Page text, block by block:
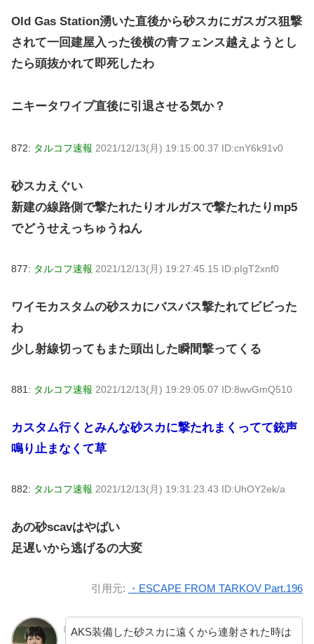
Old Gas Station湧いた直後から砂スカにガスガス狙撃
されて一回建屋入った後横の青フェンス越えようとし
たら頭抜かれて即死したわ
ニキータワイプ直後に引退させる気か？
872: タルコフ速報 2021/12/13(月) 19:15:00.37 ID:cnY6k91v0
砂スカえぐい
新建の線路側で撃たれたりオルガスで撃たれたりmp5
でどうせえっちゅうねん
877: タルコフ速報 2021/12/13(月) 19:27:45.15 ID:pIgT2xnf0
ワイモカスタムの砂スカにバスバス撃たれてビビった
わ
少し射線切ってもまた頭出した瞬間撃ってくる
881: タルコフ速報 2021/12/13(月) 19:29:05.07 ID:8wvGmQ510
カスタム行くとみんな砂スカに撃たれまくってて銃声
鳴り止まなくて草
882: タルコフ速報 2021/12/13(月) 19:31:23.43 ID:UhOY2ek/a
あの砂scavはやばい
足遅いから逃げるの大変
引用元: ・ESCAPE FROM TARKOV Part.196
AKS装備した砂スカに遠くから連射された時は